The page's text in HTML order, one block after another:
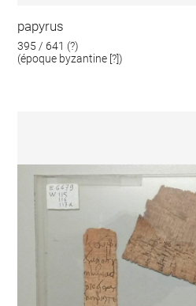
papyrus
395 / 641 (?)
(époque byzantine [?])